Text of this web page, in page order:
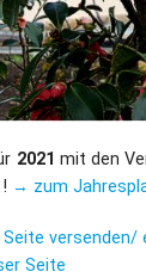
2021 mit den
→ zum
versenden/
Seite